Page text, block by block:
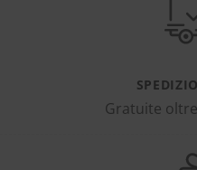
Gratuite